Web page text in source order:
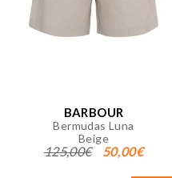
BARBOUR
Bermudas Luna
Beige
125,00€ 50,00€